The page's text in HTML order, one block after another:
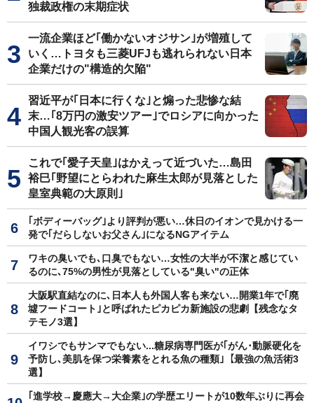
独裁政権の末期症状
一流企業ほど｢働かないオジサン｣が増殖して
いく…トヨタも三菱UFJも逃れられない日本
企業だけの"構造的欠陥"
習近平が｢日本に行くな｣と煽った悲惨な結
末…｢8万円の激安ツアー｣でロシアに向かった
中国人観光客の誤算
これで｢愛子天皇｣はかえって近づいた…島田
裕巳｢野望にとらわれた麻生太郎が見落とした
皇室典範の大原則｣
｢ボディーバッグ｣より評判が悪い…休日のイオンで見かける一
発で｢だらしないお父さん｣になるNGアイテム
ワキの臭いでも､口臭でもない…女性の大半が不潔と感じてい
るのに､75%の男性が見落としている"臭い"の正体
大阪駅直結なのに､日本人も外国人客も来ない…開業1年で｢廃
墟フードコート｣と呼ばれたピカピカ新施設の悲劇【残念なタ
テモノ3選】
イワシでもサンマでもない...糖尿病専門医が｢がん･動脈硬化を
予防し､美肌を保つ栄養素をとれる魚の種類｣【最強の魚活術3
選】
｢進学校→慶應大→大企業｣の学歴エリートが10数年ぶりに再会